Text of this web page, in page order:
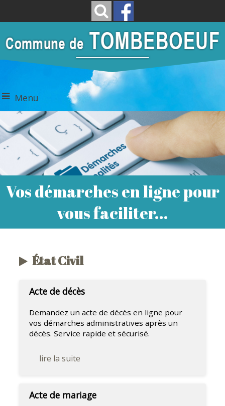
Menu
Vos démarches en ligne pour
vous faciliter...
État Civil
Acte de décès
Demandez un acte de décès en ligne pour
vos démarches administratives après un
décès. Service rapide et sécurisé.
lire la suite
Acte de mariage